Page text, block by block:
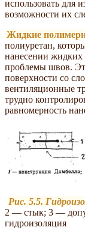
использовать для
возможности их
Жидкие
полиуретан,
нанесении
проблемы швов.
поверхности со
вентиляционные
трудно
равномерность
Рис. 5.5.
2 — стык; 3 —
гидроизоляция